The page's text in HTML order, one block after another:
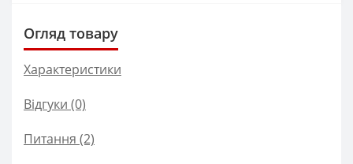
Огляд товару
Характеристики
Відгуки (0)
Питання (2)